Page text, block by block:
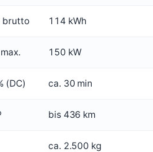
brutto 114 kWh
150 kW
(DC) ca. 30 min
bis 436 km
ca. 2.500 kg